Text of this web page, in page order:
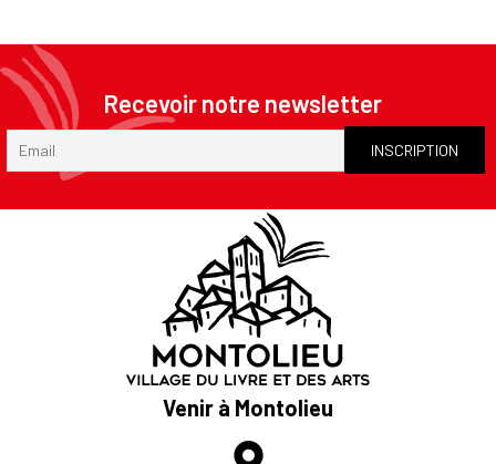
Recevoir notre newsletter
Venir à Montolieu